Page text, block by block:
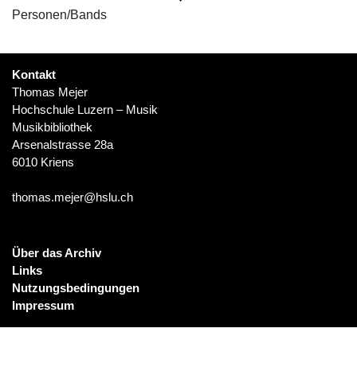
Personen/Bands
Kontakt
Thomas Mejer
Hochschule Luzern – Musik
Musikbibliothek
Arsenalstrasse 28a
6010 Kriens
thomas.mejer@hslu.ch
Über das Archiv
Links
Nutzungsbedingungen
Impressum